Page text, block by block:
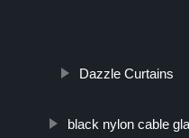
Dazzle Curtains
black nylon cable